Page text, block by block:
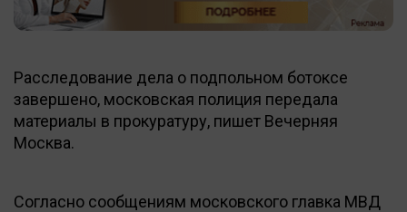
Расследование дела о подпольном ботоксе
завершено, московская полиция передала
материалы в прокуратуру, пишет Вечерняя
Москва.
Согласно сообщениям московского главка МВД